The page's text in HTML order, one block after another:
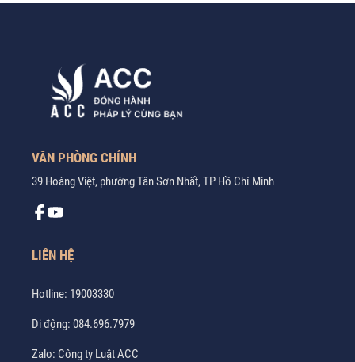
VĂN PHÒNG CHÍNH
39 Hoàng Việt, phường Tân Sơn Nhất, TP Hồ Chí Minh
LIÊN HỆ
Hotline: 19003330
Di động: 084.696.7979
Zalo: Công ty Luật ACC